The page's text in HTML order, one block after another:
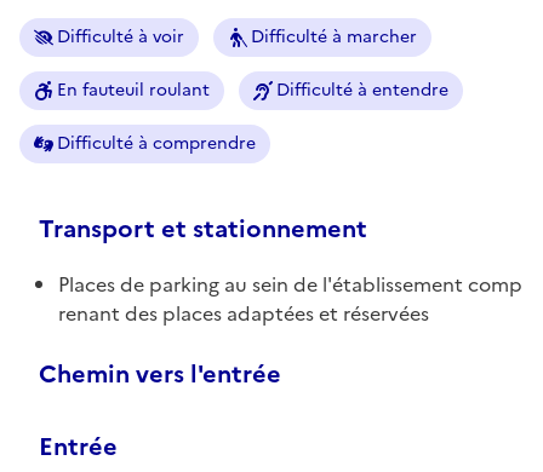
Difficulté à voir Difficulté à marcher
En fauteuil roulant Difficulté à entendre
Difficulté à comprendre
Transport et stationnement
Places de parking au sein de l'établissement comp
renant des places adaptées et réservées
Chemin vers l'entrée
Entrée